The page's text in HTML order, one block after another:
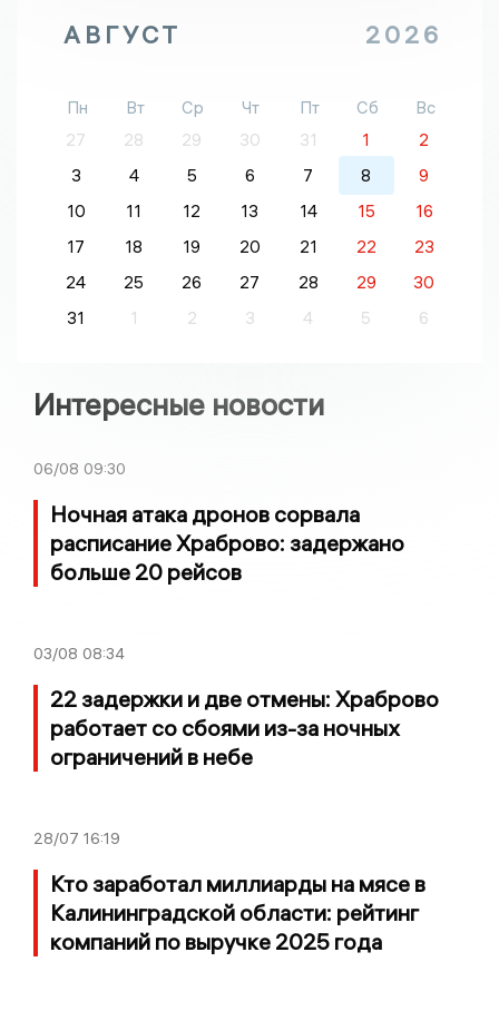
АВГУСТ 2026
Пн Вт Ср Чт Пт Сб
Вс
27
28 29 30 31 1
2
3
4 5 6 7 8
9
10
11 12 13 14 15
16
17
18 19 20 21 22
23
24
25 26 27 28 29
30
31
1 2 3 4 5 6
Интересные новости
06/08 09:30
Ночная атака дронов сорвала
расписание Храброво: задержано
больше 20 рейсов
03/08 08:34
22 задержки и две отмены: Храброво
работает со сбоями из-за ночных
ограничений в небе
28/07 16:19
Кто заработал миллиарды на мясе в
Калининградской области: рейтинг
компаний по выручке 2025 года